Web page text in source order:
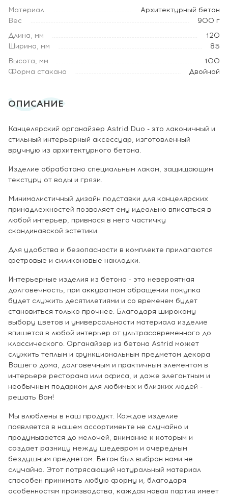
Материал
Архитектурный бетон
Вес
900 г
Длина, мм
120
Ширина, мм
85
Высота, мм
100
Форма стакана
Двойной
ОПИСАНИЕ
Канцелярский органайзер Astrid Duo - это лаконичный и
стильный интерьерный аксессуар, изготовленный
вручную из архитектурного бетона.
Изделие обработано специальным лаком, защищающим
текстуру от воды и грязи.
Минималистичный дизайн подставки для канцелярских
принадлежностей позволяет ему идеально вписаться в
любой интерьер, привнося в него частичку
скандинавской эстетики.
Для удобства и безопасности в комплекте прилагаются
фетровые и силиконовые накладки.
Интерьерные изделия из бетона - это невероятная
долговечность, при аккуратном обращении покупка
будет служить десятилетиями и со временем будет
становиться только прочнее. Благодаря широкому
выбору цветов и универсальности материала изделие
впишется в любой интерьер от ультрасовременного до
классического. Органайзер из бетона Astrid может
служить теплым и функциональным предметом декора
Вашего дома, долговечным и практичным элементом в
интерьере ресторана или офиса, и даже элегантным и
необычным подарком для любимых и близких людей -
решать Вам!
Мы влюблены в наш продукт. Каждое изделие
появляется в нашем ассортименте не случайно и
продумывается до мелочей, внимание к которым и
создает разницу между шедевром и очередным
бездушным предметом. Бетон был выбран нами не
случайно. Этот потрясающий натуральный материал
способен принимать любую форму и, благодаря
особенностям производства, каждая новая партия имеет